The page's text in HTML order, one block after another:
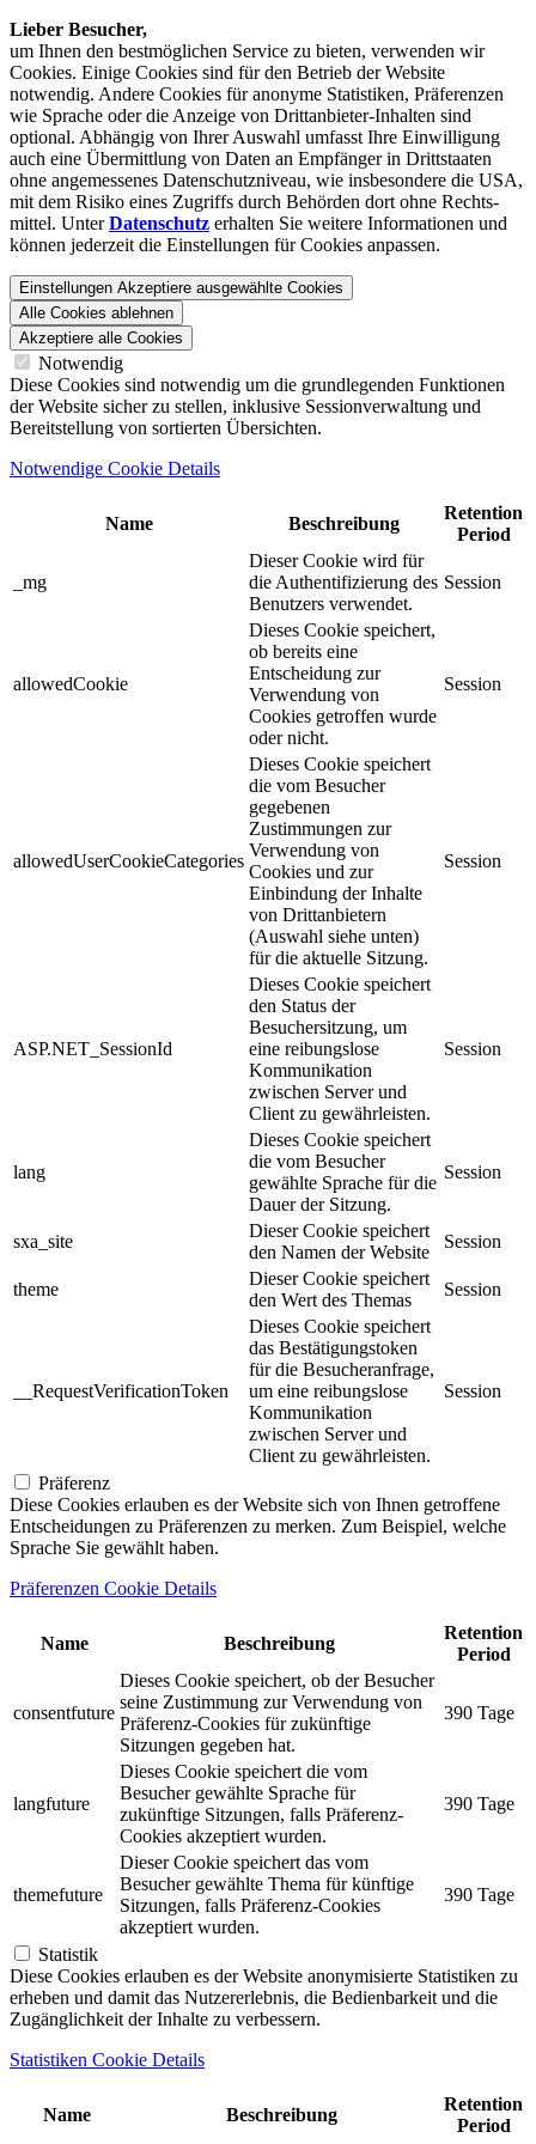
Lieber Besucher,
um Ihnen den best­möglichen Service zu bieten, verwenden wir
Cookies. Einige Cookies sind für den Betrieb der Website
notwendig. Andere Cookies für anonyme Statistiken, Präferenzen
wie Sprache oder die Anzeige von Dritt­anbieter-Inhalten sind
optional. Abhängig von Ihrer Auswahl umfasst Ihre Einwilligung
auch eine Übermittlung von Daten an Empfänger in Drittstaaten
ohne angemessenes Daten­schutz­niveau, wie insbesondere die USA,
mit dem Risiko eines Zugriffs durch Behörden dort ohne Rechts­
mittel. UnterDatenschutz erhalten Sie weitere Informationen und
können jederzeit die Einstellungen für Cookies anpassen.
Einstellungen Akzeptiere ausgewählte Cookies
Alle Cookies ablehnen
Akzeptiere alle Cookies
Notwendig
Diese Cookies sind notwendig um die grundlegenden Funktionen
der Website sicher zu stellen, inklusive Sessionverwaltung und
Bereitstellung von sortierten Übersichten.
Notwendige Cookie Details
Name Beschreibung
Retention
Period
_mg
Dieser Cookie wird für
die Authentifizierung des
Benutzers verwendet.
Session
allowedCookie
Dieses Cookie speichert,
ob bereits eine
Entscheidung zur
Verwendung von
Cookies getroffen wurde
oder nicht.
Session
allowedUserCookieCategories
Dieses Cookie speichert
die vom Besucher
gegebenen
Zustimmungen zur
Verwendung von
Cookies und zur
Einbindung der Inhalte
von Drittanbietern
(Auswahl siehe unten)
für die aktuelle Sitzung.
Session
ASP.NET_SessionId
Dieses Cookie speichert
den Status der
Besuchersitzung, um
eine reibungslose
Kommunikation
zwischen Server und
Client zu gewährleisten.
Session
lang
Dieses Cookie speichert
die vom Besucher
gewählte Sprache für die
Dauer der Sitzung.
Session
sxa_site
Dieser Cookie speichert
den Namen der Website
Session
theme
Dieser Cookie speichert
den Wert des Themas
Session
__RequestVerificationToken
Dieses Cookie speichert
das Bestätigungstoken
für die Besucheranfrage,
um eine reibungslose
Kommunikation
zwischen Server und
Client zu gewährleisten.
Session
Präferenz
Diese Cookies erlauben es der Website sich von Ihnen getroffene
Entscheidungen zu Präferenzen zu merken. Zum Beispiel, welche
Sprache Sie gewählt haben.
Präferenzen Cookie Details
Name Beschreibung
Retention
Period
consentfuture
Dieses Cookie speichert, ob der Besucher
seine Zustimmung zur Verwendung von
Präferenz-Cookies für zukünftige
Sitzungen gegeben hat.
390 Tage
langfuture
Dieses Cookie speichert die vom
Besucher gewählte Sprache für
zukünftige Sitzungen, falls Präferenz-
Cookies akzeptiert wurden.
390 Tage
themefuture
Dieser Cookie speichert das vom
Besucher gewählte Thema für künftige
Sitzungen, falls Präferenz-Cookies
akzeptiert wurden.
390 Tage
Statistik
Diese Cookies erlauben es der Website anonymisierte Statistiken zu
erheben und damit das Nutzererlebnis, die Bedienbarkeit und die
Zugänglichkeit der Inhalte zu verbessern.
Statistiken Cookie Details
Name Beschreibung
Retention
Period